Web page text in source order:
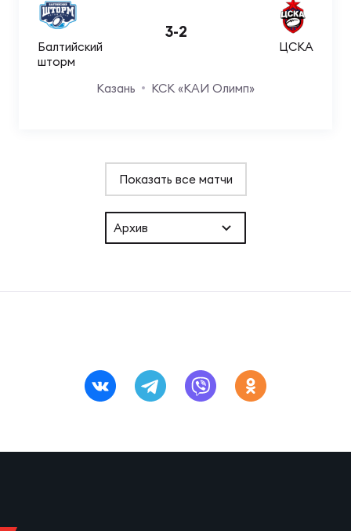
Балтийский
шторм
3-2
ЦСКА
Казань КСК «КАИ Олимп»
Показать все матчи
Архив